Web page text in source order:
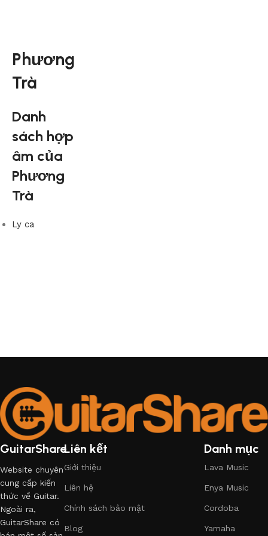
Phương
Trà
Danh
sách hợp
âm của
Phương
Trà
Ly ca
GuitarShare
Website chuyên
cung cấp kiến
thức về Guitar.
Ngoài ra,
GuitarShare có
Liên kết
Giới thiệu
Liên hệ
Chính sách bảo mật
Blog
Danh mục
Lava Music
Enya Music
Cordoba
Yamaha